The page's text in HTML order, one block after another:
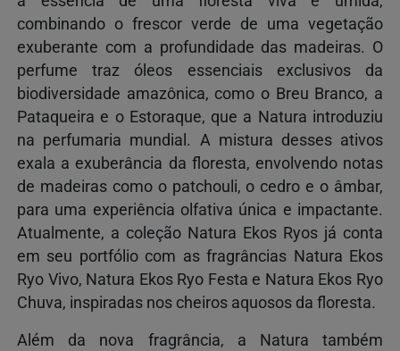
combinando o frescor verde de uma vegetação
exuberante com a profundidade das madeiras. O
perfume traz óleos essenciais exclusivos da
biodiversidade amazônica, como o Breu Branco, a
Pataqueira e o Estoraque, que a Natura introduziu
na perfumaria mundial. A mistura desses ativos
exala a exuberância da floresta, envolvendo notas
de madeiras como o patchouli, o cedro e o âmbar,
para uma experiência olfativa única e impactante.
Atualmente, a coleção Natura Ekos Ryos já conta
em seu portfólio com as fragrâncias Natura Ekos
Ryo Vivo, Natura Ekos Ryo Festa e Natura Ekos Ryo
Chuva, inspiradas nos cheiros aquosos da floresta.
Além da nova fragrância, a Natura também